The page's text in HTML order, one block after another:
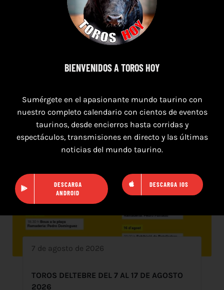
7 de agosto de 2026
TORO CASINOS 7,8 Y 9 DE AGOSTO 2026
7 de agosto de 2026
TOROS DELTEBRE DEL 7 AL 17 DE AGOSTO
2026
BIENVENIDOS A TOROS HOY
Sumérgete en el apasionante mundo taurino con
nuestro completo calendario con cientos de eventos
taurinos, desde encierros hasta corridas y
espectáculos, transmisiones en directo y las últimas
noticias del mundo taurino.
DESCARGA
ANDROID
DESCARGA IOS